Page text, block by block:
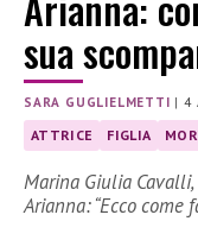
sua
SARA GUGLIELMETTI |4
ATTRICE FIGLIA
Marina Giulia
Arianna: “Ecco come